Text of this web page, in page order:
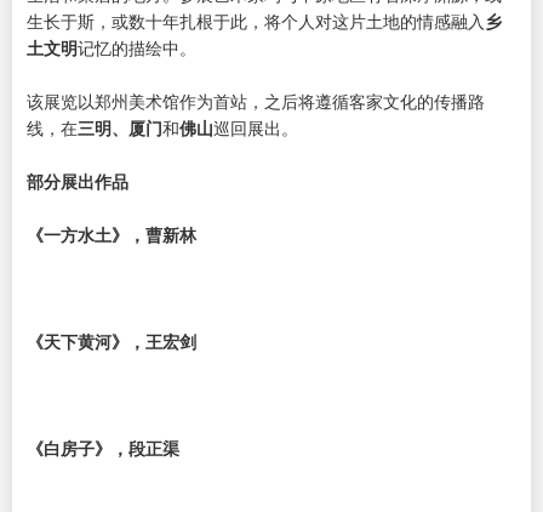
生长于斯，或数十年扎根于此，将个人对这片土地的情感融入 乡
土文明记忆的描绘中。
该展览以郑州美术馆作为首站，之后将遵循客家文化的传播路
线，在三明、厦门和佛山巡回展出。
部分展出作品
《一方水土》，曹新林
《天下黄河》，王宏剑
《白房子》，段正渠